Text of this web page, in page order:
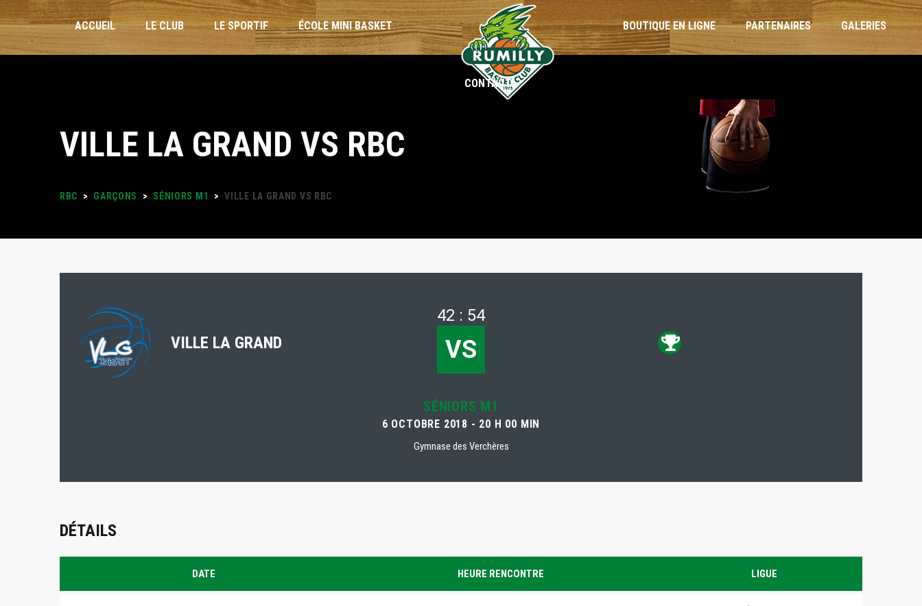
ACCUEIL LE CLUB LE SPORTIF
STAGES VACANCES
PLANNING DES ENTRAÎNEMENTS
LOISIRS
MINIMES
LOISIRS LOISIRS
ARBITRES ET OTM
RÈGLEMENT INTÉRIEUR
CHARTE DE L’ENTRAÎNEUR
CHARTE PARENTS
ÉCOLE MINI BASKET BOUTIQUE EN LIGNE PARTENAIRES GALERIES
CONTACT
VILLE LA GRAND VS RBC
RBC > GARÇONS > SÉNIORS M1 > VILLE LA GRAND VS RBC
VILLE LA GRAND
42 : 54
VS
SÉNIORS M1
6 OCTOBRE 2018 - 20 H 00 MIN
Gymnase des Verchères
DÉTAILS
DATE HEURE RENCONTRE LIGUE